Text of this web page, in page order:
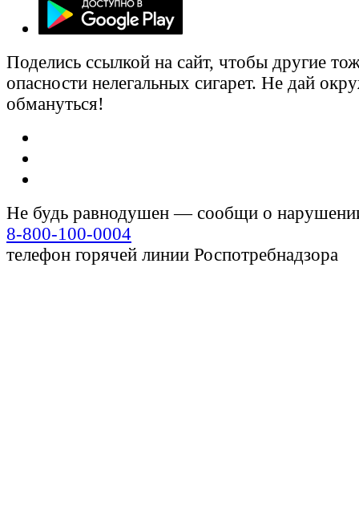
Поделись ссылкой на сайт, чтобы другие
опасности нелегальных сигарет. Не дай
обмануться!
Не будь равнодушен — сообщи о
8-800-100-0004
телефон горячей линии Роспотребнадзора